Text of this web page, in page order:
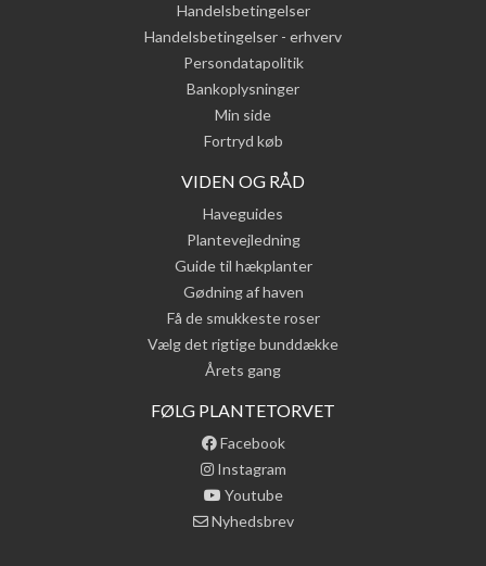
Handelsbetingelser
Handelsbetingelser - erhverv
Persondatapolitik
Bankoplysninger
Min side
Fortryd køb
VIDEN OG RÅD
Haveguides
Plantevejledning
Guide til hækplanter
Gødning af haven
Få de smukkeste roser
Vælg det rigtige bunddække
Årets gang
FØLG PLANTETORVET
Facebook
Instagram
Youtube
Nyhedsbrev